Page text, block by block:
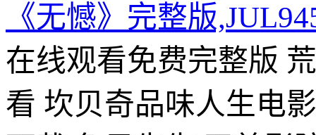
《无憾》完整版